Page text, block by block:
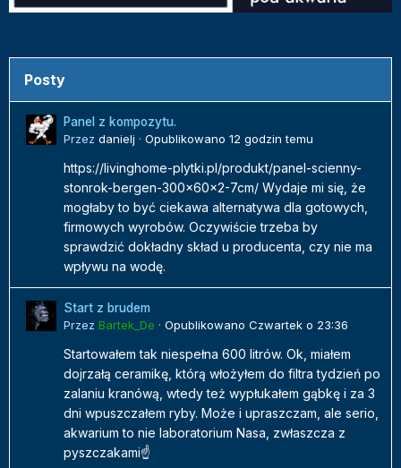
Posty
Panel z kompozytu.
Przez danielj · Opublikowano 12 godzin temu
https://livinghome-plytki.pl/produkt/panel-scienny-
stonrok-bergen-300x60x2-7cm/ Wydaje mi się, że
mogłaby to być ciekawa alternatywa dla gotowych,
firmowych wyrobów. Oczywiście trzeba by
sprawdzić dokładny skład u producenta, czy nie ma
wpływu na wodę.
Start z brudem
Przez Bartek_De · Opublikowano Czwartek o 23:36
Startowałem tak niespełna 600 litrów. Ok, miałem
dojrzałą ceramikę, którą włożyłem do filtra tydzień po
zalaniu kranówą, wtedy też wypłukałem gąbkę i za 3
dni wpuszczałem ryby. Może i upraszczam, ale serio,
akwarium to nie laboratorium Nasa, zwłaszcza z
pyszczakami☝️